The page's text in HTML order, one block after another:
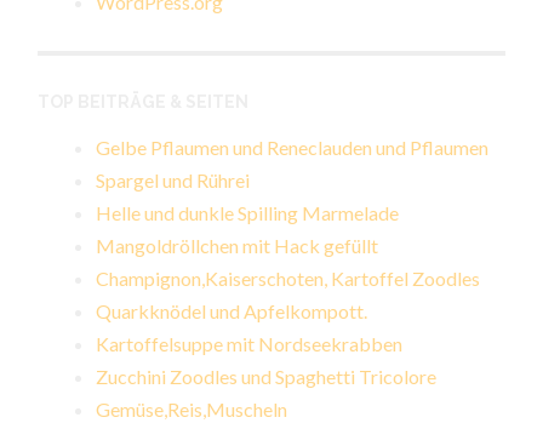
Gelbe Pflaumen und Reneclauden und Pflaumen
Spargel und Rührei
Helle und dunkle Spilling Marmelade
Mangoldröllchen mit Hack gefüllt
Champignon,Kaiserschoten, Kartoffel Zoodles
Quarkknödel und Apfelkompott.
Kartoffelsuppe mit Nordseekrabben
Zucchini Zoodles und Spaghetti Tricolore
Gemüse,Reis,Muscheln